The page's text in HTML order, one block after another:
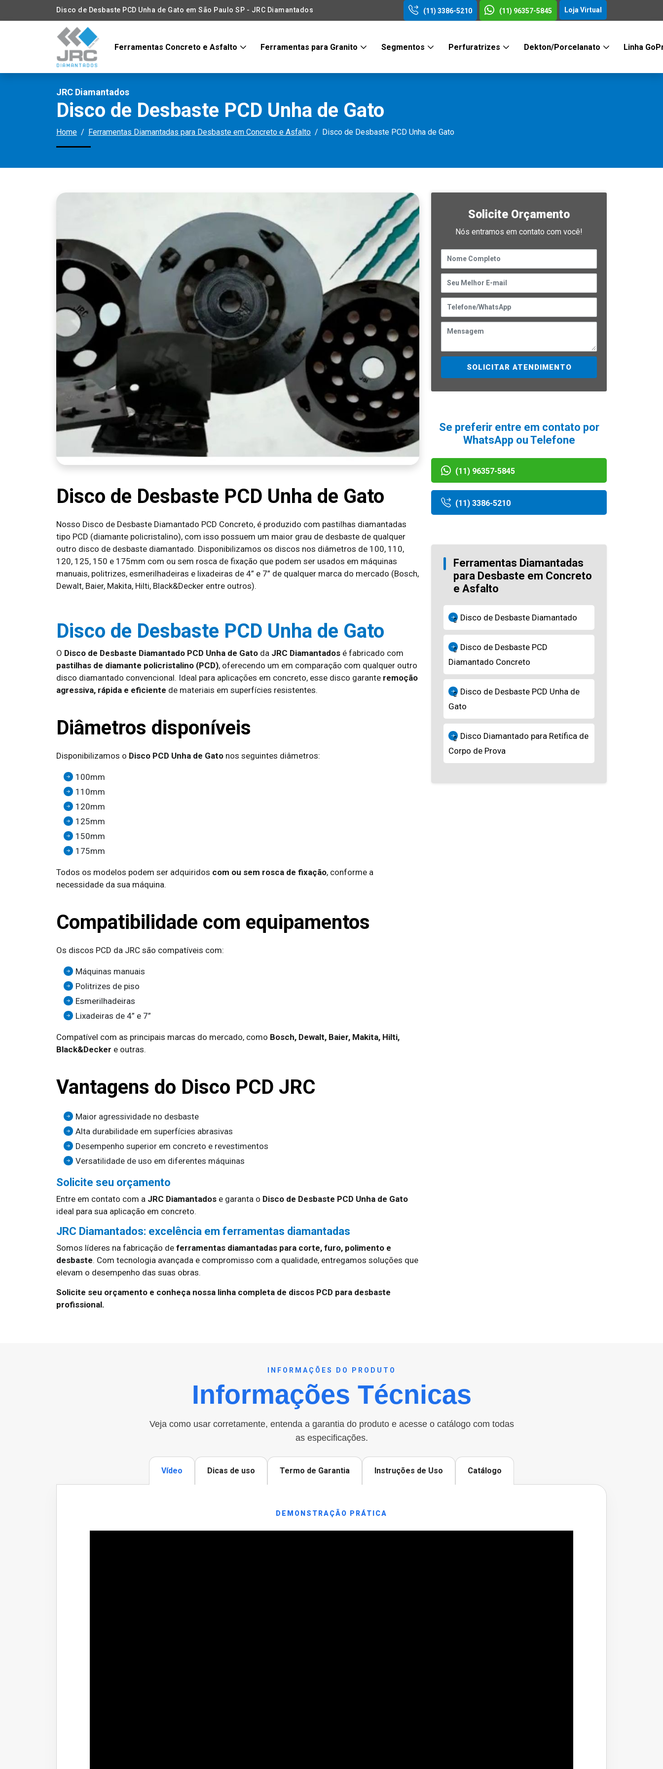
Disco de Desbaste PCD Unha de Gato em São Paulo SP - JRC Diamantados (11) 3386-5210 (11) 96357-5845 Loja Virtual
Ferramentas Concreto e Asfalto Ferramentas para Granito Segmentos Perfuratrizes Dekton/Porcelanato Linha
JRC Diamantados
Disco de Desbaste PCD Unha de Gato
Home Ferramentas Diamantadas para Desbaste em Concreto e Asfalto Disco de Desbaste PCD Unha de Gato
Disco de Desbaste PCD Unha de Gato
Nosso Disco de Desbaste Diamantado PCD Concreto, é produzido com pastilhas diamantadas
tipo PCD (diamante policristalino), com isso possuem um maior grau de desbaste de qualquer
outro disco de desbaste diamantado. Disponibilizamos os discos nos diâmetros de 100, 110,
120, 125, 150 e 175mm com ou sem rosca de fixação que podem ser usados em máquinas
manuais, politrizes, esmerilhadeiras e lixadeiras de 4” e 7” de qualquer marca do mercado (Bosch,
Dewalt, Baier, Makita, Hilti, Black&Decker entre outros).
Disco de Desbaste PCD Unha de Gato
O Disco de Desbaste Diamantado PCD Unha de Gato da JRC Diamantados é fabricado com
pastilhas de diamante policristalino (PCD), oferecendo um em comparação com qualquer outro
disco diamantado convencional. Ideal para aplicações em concreto, esse disco garante remoção
agressiva, rápida e eficiente de materiais em superfícies resistentes.
Diâmetros disponíveis
Disponibilizamos o Disco PCD Unha de Gato nos seguintes diâmetros:
100mm
110mm
120mm
125mm
150mm
175mm
Todos os modelos podem ser adquiridos com ou sem rosca de fixação, conforme a
necessidade da sua máquina.
Compatibilidade com equipamentos
Os discos PCD da JRC são compatíveis com:
Máquinas manuais
Politrizes de piso
Esmerilhadeiras
Lixadeiras de 4” e 7”
Compatível com as principais marcas do mercado, como Bosch, Dewalt, Baier, Makita, Hilti,
Black&Decker e outras.
Vantagens do Disco PCD JRC
Maior agressividade no desbaste
Alta durabilidade em superfícies abrasivas
Desempenho superior em concreto e revestimentos
Versatilidade de uso em diferentes máquinas
Solicite seu orçamento
Entre em contato com a JRC Diamantados e garanta o Disco de Desbaste PCD Unha de Gato
ideal para sua aplicação em concreto.
JRC Diamantados: excelência em ferramentas diamantadas
Somos líderes na fabricação de ferramentas diamantadas para corte, furo, polimento e
desbaste. Com tecnologia avançada e compromisso com a qualidade, entregamos soluções que
elevam o desempenho das suas obras.
Solicite seu orçamento e conheça nossa linha completa de discos PCD para desbaste
profissional.
Solicite Orçamento
Nós entramos em contato com você!
SOLICITAR ATENDIMENTO
Se preferir entre em contato por
WhatsApp ou Telefone
(11) 96357-5845
(11) 3386-5210
Ferramentas Diamantadas
para Desbaste em Concreto
e Asfalto
Disco de Desbaste Diamantado
Disco de Desbaste PCD
Diamantado Concreto
Disco de Desbaste PCD Unha de
Gato
Disco Diamantado para Retífica de
Corpo de Prova
INFORMAÇÕES DO PRODUTO
Informações Técnicas
Veja como usar corretamente, entenda a garantia do produto e acesse o catálogo com todas
as especificações.
Vídeo Dicas de uso Termo de Garantia Instruções de Uso Catálogo
DEMONSTRAÇÃO PRÁTICA